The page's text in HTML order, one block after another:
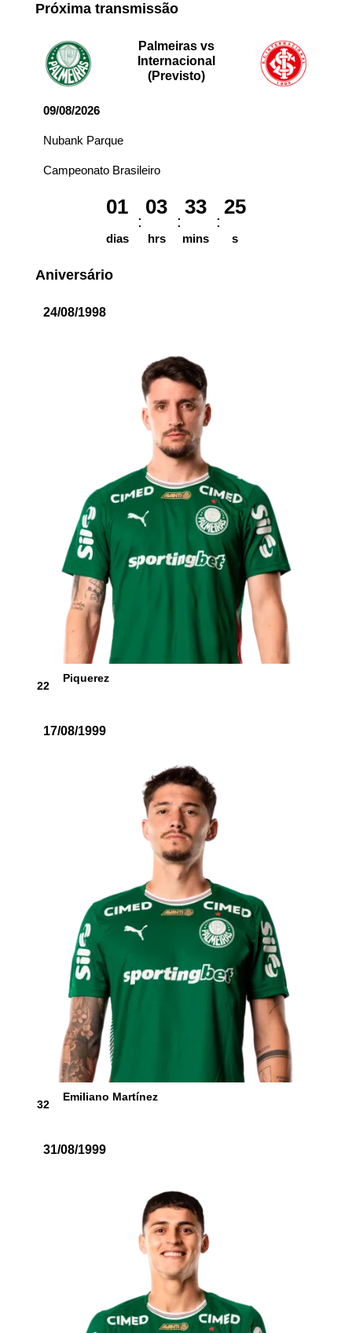
Próxima transmissão
Palmeiras vs
Internacional
(Previsto)
09/08/2026
Nubank Parque
Campeonato Brasileiro
01
dias
03
hrs
33
mins
25
s
Aniversário
24/08/1998
22
Piquerez
17/08/1999
32
Emiliano Martínez
31/08/1999